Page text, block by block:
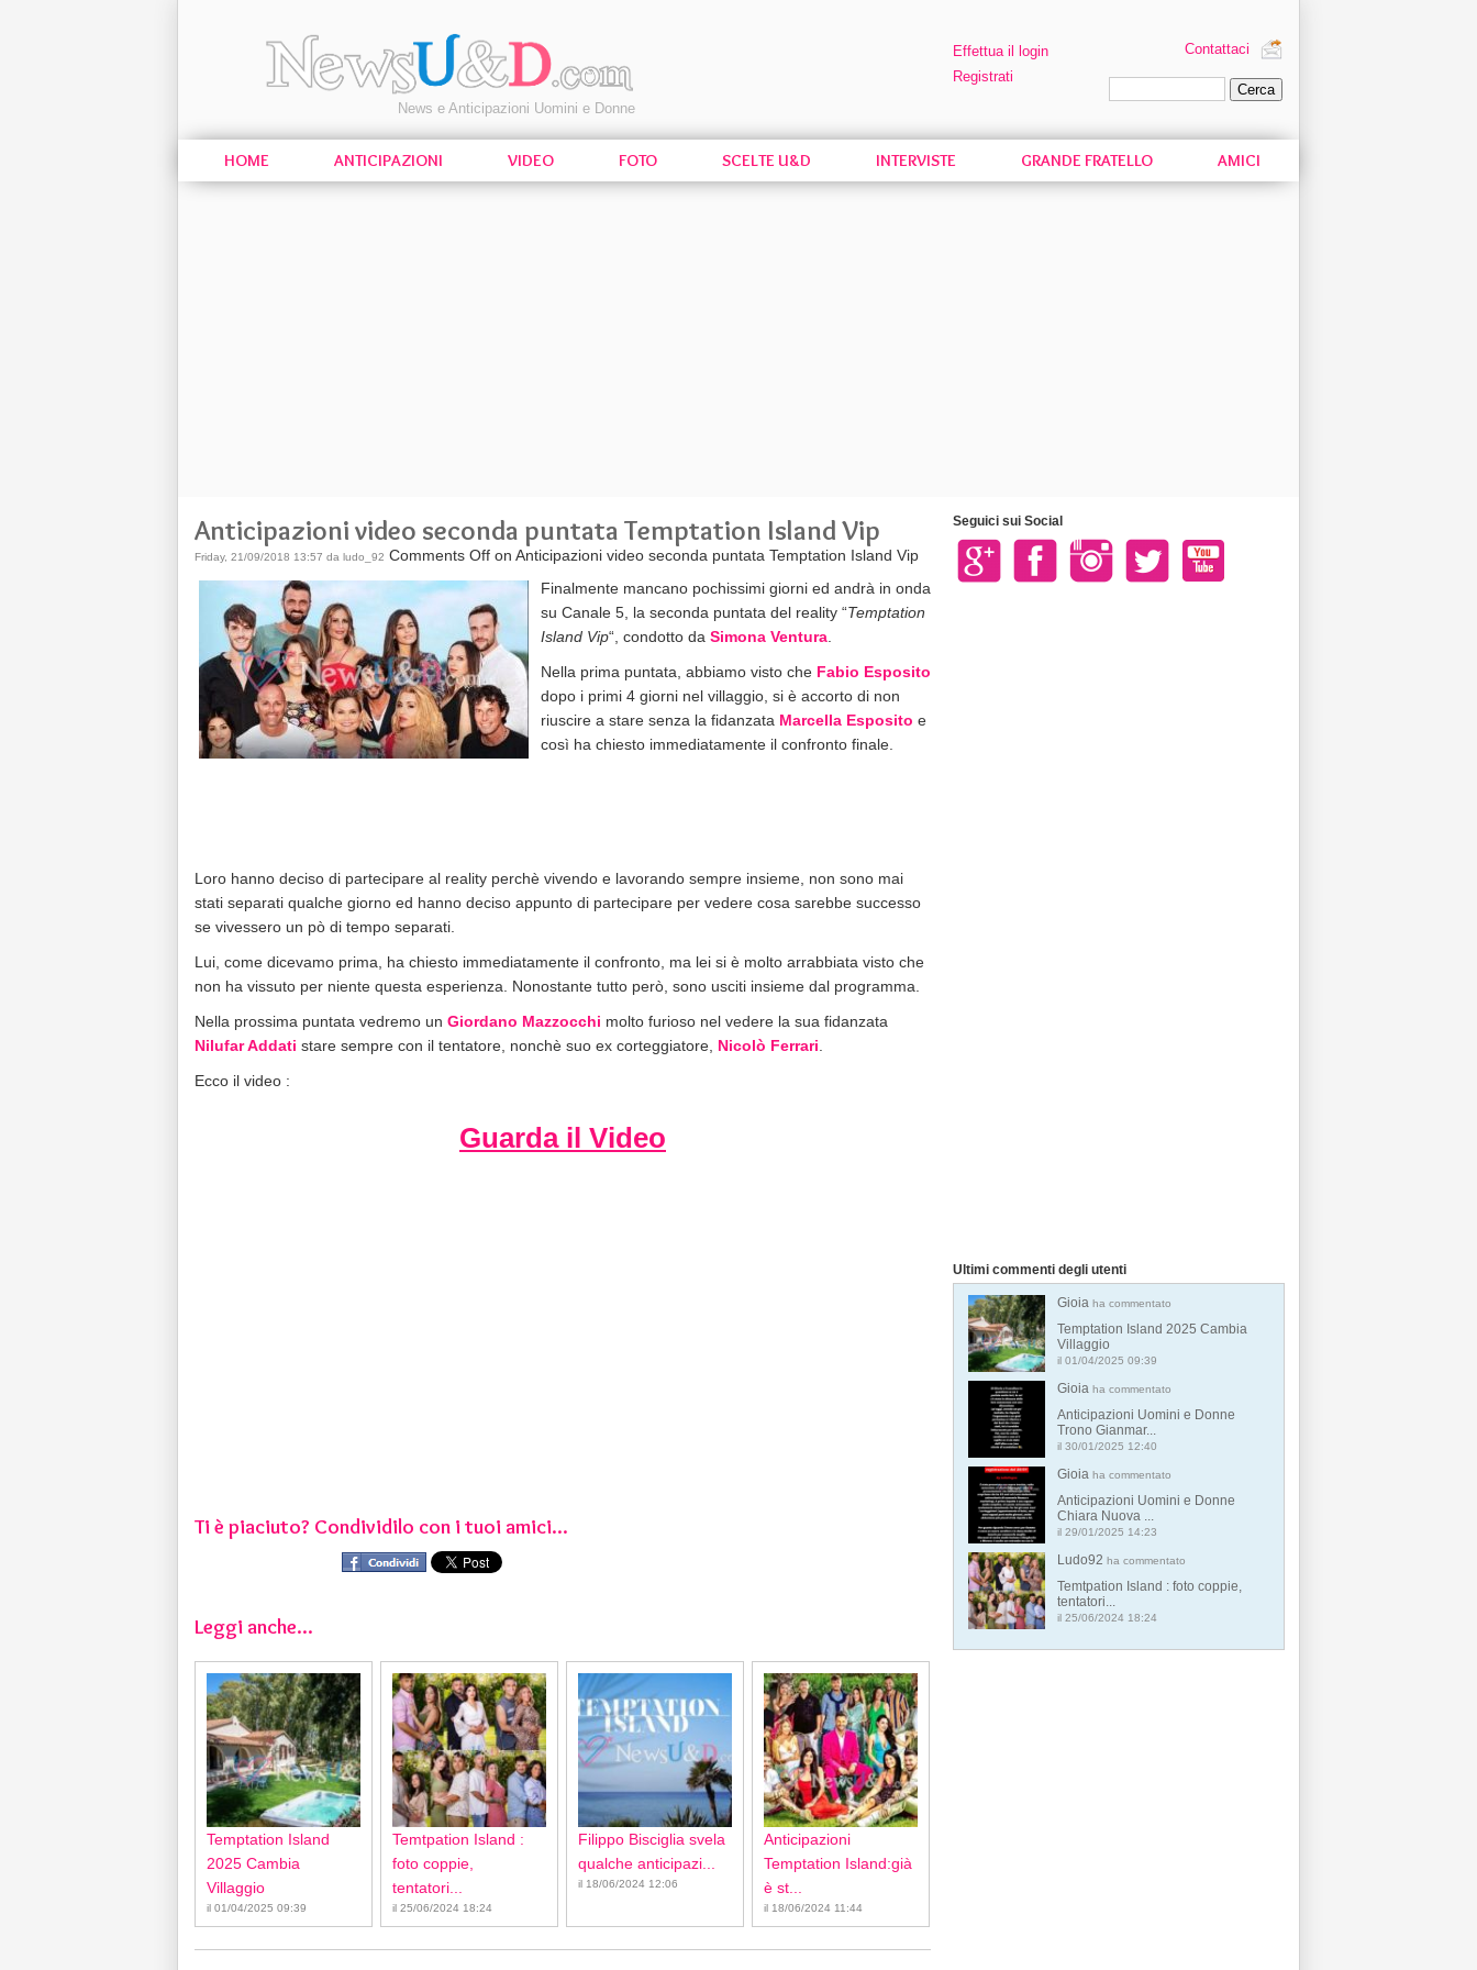
News e Anticipazioni Uomini e Donne
Effettua il login
Registrati
Contattaci
HOME ANTICIPAZIONI VIDEO FOTO SCELTE U&D INTERVISTE GRANDE FRATELLO AMICI
Anticipazioni video seconda puntata Temptation Island Vip
Friday, 21/09/2018 13:57 da ludo_92 Comments Off on Anticipazioni video seconda puntata Temptation Island Vip
Finalmente mancano pochissimi giorni ed andrà in onda
su Canale 5, la seconda puntata del reality “Temptation
Island Vip“, condotto da Simona Ventura
Nella prima puntata, abbiamo visto che Fabio Esposito
dopo i primi 4 giorni nel villaggio, si è accorto di non
riuscire a stare senza la fidanzata Marcella Esposito e
così ha chiesto immediatamente il confronto finale.
Loro hanno deciso di partecipare al reality perchè vivendo e lavorando sempre insieme, non sono mai
stati separati qualche giorno ed hanno deciso appunto di partecipare per vedere cosa sarebbe successo
se vivessero un pò di tempo separati.
Lui, come dicevamo prima, ha chiesto immediatamente il confronto, ma lei si è molto arrabbiata visto che
non ha vissuto per niente questa esperienza. Nonostante tutto però, sono usciti insieme dal programma.
Nella prossima puntata vedremo un Giordano Mazzocchi molto furioso nel vedere la sua fidanzata
Nilufar Addati stare sempre con il tentatore, nonchè suo ex corteggiatore, Nicolò Ferrari
Ecco il video :
Guarda il Video
Ti è piaciuto? Condividilo con i tuoi amici...
Leggi anche...
Temptation Island
2025 Cambia
Villaggio
il 01/04/2025 09:39
Temtpation Island :
foto coppie,
tentatori...
il 25/06/2024 18:24
Filippo Bisciglia svela
qualche anticipazi...
il 18/06/2024 12:06
Anticipazioni
Temptation Island:già
è st...
il 18/06/2024 11:44
Seguici sui Social
Ultimi commenti degli utenti
Gioia ha commentato
Temptation Island 2025 Cambia
Villaggio
il 01/04/2025 09:39
Gioia ha commentato
Anticipazioni Uomini e Donne
Trono Gianmar...
il 30/01/2025 12:40
Gioia ha commentato
Anticipazioni Uomini e Donne
Chiara Nuova ...
il 29/01/2025 14:23
Ludo92 ha commentato
Temtpation Island : foto coppie,
tentatori...
il 25/06/2024 18:24